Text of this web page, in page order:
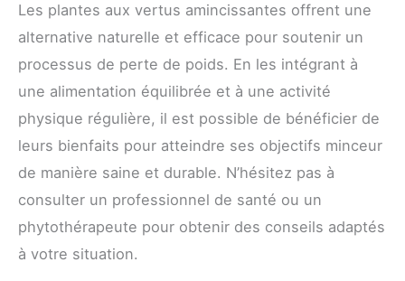
Les plantes aux vertus amincissantes offrent une
alternative naturelle et efficace pour soutenir un
processus de perte de poids. En les intégrant à
une alimentation équilibrée et à une activité
physique régulière, il est possible de bénéficier de
leurs bienfaits pour atteindre ses objectifs minceur
de manière saine et durable. N’hésitez pas à
consulter un professionnel de santé ou un
phytothérapeute pour obtenir des conseils adaptés
à votre situation.